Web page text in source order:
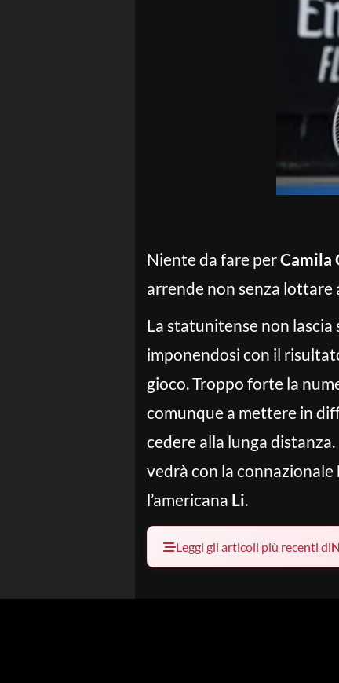
Niente da fare perCamila
arrende non senza lottare
La statunitense non
imponendosi con il
gioco. Troppo forte la
comunque a mettere in
cedere alla lunga
vedrà con la connazionale
l’americana Li.
Leggi gli articoli più recenti di